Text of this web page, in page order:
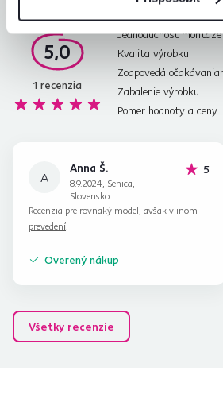
5,0
1 recenzia
Jednoduchosť montáže
Kvalita výrobku
Zodpovedá
Zabalenie výrobku
Pomer hodnoty a ceny
A
Anna Š.
8.9.2024, Senica,
Slovensko
5
Recenzia pre rovnaký model, avšak v inom
prevedení.
Overený nákup
Všetky recenzie